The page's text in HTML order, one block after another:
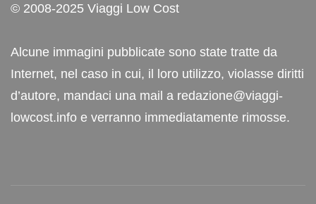
© 2008-2025 Viaggi Low Cost
Alcune immagini pubblicate sono state tratte da
Internet, nel caso in cui, il loro utilizzo, violasse diritti
d’autore, mandaci una mail a redazione@viaggi-
lowcost.info e verranno immediatamente rimosse.